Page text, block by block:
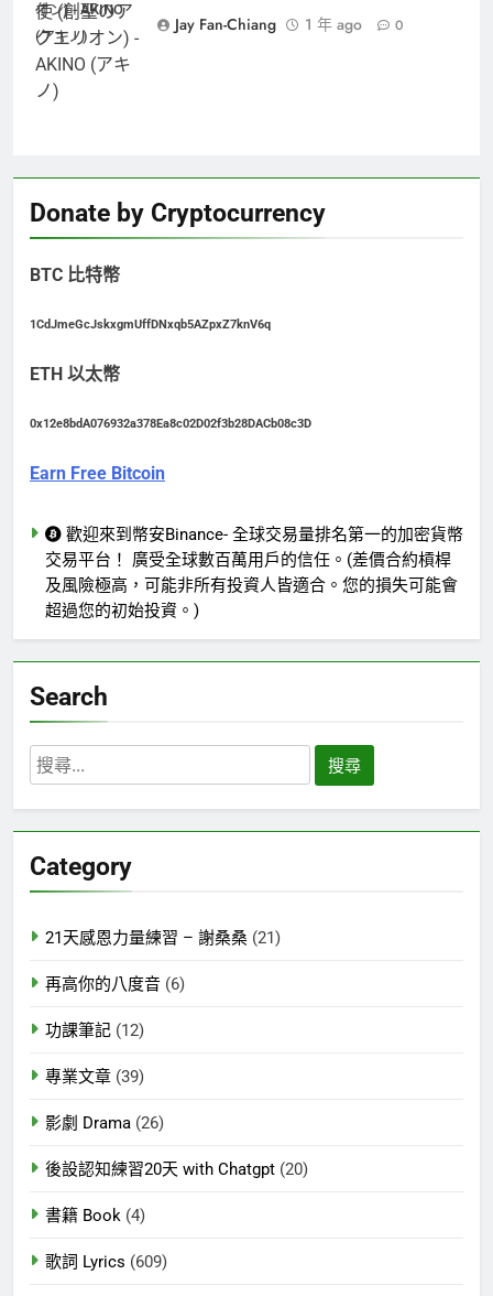
オン) - AKINO
(アキノ)
Jay Fan-Chiang
1 年 ago 0
Donate by Cryptocurrency
BTC 比特幣
1CdJmeGcJskxgmUffDNxqb5AZpxZ7knV6q
ETH 以太幣
0x12e8bdA076932a378Ea8c02D02f3b28DACb08c3D
Earn Free Bitcoin
歡迎來到幣安Binance- 全球交易量排名第一的加密貨幣
交易平台！ 廣受全球數百萬用戶的信任。(差價合約槓桿
及風險極高，可能非所有投資人皆適合。您的損失可能會
超過您的初始投資。)
Search
搜
尋
字:
Category
21天感恩力量練習 – 謝桑桑 (21)
再高你的八度音 (6)
功課筆記 (12)
專業文章 (39)
影劇 Drama (26)
後設認知練習20天 with Chatgpt (20)
書籍 Book (4)
歌詞 Lyrics (609)